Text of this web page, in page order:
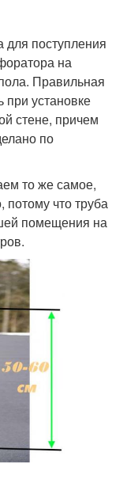
поступления
на
Правильная
при установке
стене, причем
по
то же самое,
потому что труба
помещения на